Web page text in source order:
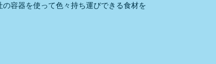
容器を使って色々持ち運びできる食材を